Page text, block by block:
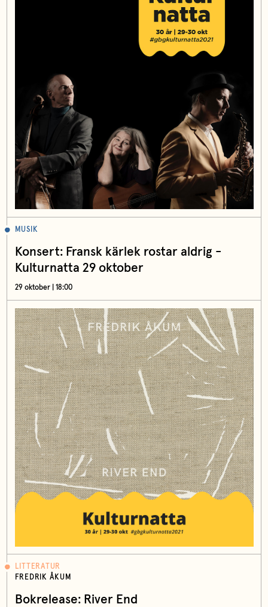
MUSIK
Konsert: Fransk kärlek rostar aldrig -
Kulturnatta 29 oktober
29 oktober | 18:00
LITTERATUR
FREDRIK ÅKUM
Bokrelease: River End